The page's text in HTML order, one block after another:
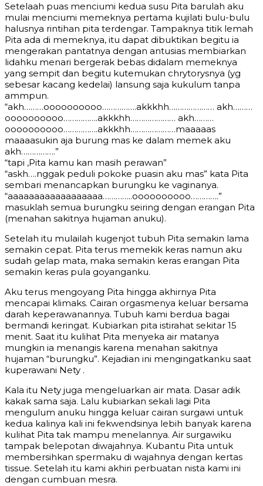
Setelaah puas menciumi kedua susu Pita barulah aku
mulai menciumi memeknya pertama kujilati bulu-bulu
halusnya rintihan pita terdengar. Tampaknya titik lemah
Pita ada di memeknya, itu dapat dibuktikan begitu ia
mengerakan pantatnya dengan antusias membiarkan
lidahku menari bergerak bebas didalam memeknya
yang sempit dan begitu kutemukan chrytorysnya (yg
sebesar kacang kedelai) lansung saja kukulum tanpa
ammpun.
“akh………oooooooooo…………….akkkhh………………… akh………
oooooooooo…………….akkkhh………………… akh………
oooooooooo…………….akkkhh…………………maaaaas
maaaasukin aja burung mas ke dalam memek aku
akh…………….”
“tapi ,Pita kamu kan masih perawan”
“askh….nggak peduli pokoke puasin aku mas” kata Pita
sembari menancapkan burungku ke vaginanya.
“aaaaaaaaaaaaaaaaaa…………..oooooooooo………….”
masuklah semua burungku seiring dengan erangan Pita
(menahan sakitnya hujaman anuku).
Setelah itu mulailah kugenjot tubuh Pita semakin lama
semakin cepat. Pita terus memekik keras namun aku
sudah gelap mata, maka semakin keras erangan Pita
semakin keras pula goyanganku.
Aku terus mengoyang Pita hingga akhirnya Pita
mencapai klimaks. Cairan orgasmenya keluar bersama
darah keperawanannya. Tubuh kami berdua bagai
bermandi keringat. Kubiarkan pita istirahat sekitar 15
menit. Saat itu kulihat Pita menyeka air matanya
mungkin ia menangis karena menahan sakitnya
hujaman “burungku”. Kejadian ini mengingatkanku saat
kuperawani Nety .
Kala itu Nety juga mengeluarkan air mata. Dasar adik
kakak sama saja. Lalu kubiarkan sekali lagi Pita
mengulum anuku hingga keluar cairan surgawi untuk
kedua kalinya kali ini fekwendsinya lebih banyak karena
kulihat Pita tak mampu menelannya. Air surgawiku
tampak belepotan diwajahnya. Kubantu Pita untuk
membersihkan spermaku di wajahnya dengan kertas
tissue. Setelah itu kami akhiri perbuatan nista kami ini
dengan cumbuan mesra.